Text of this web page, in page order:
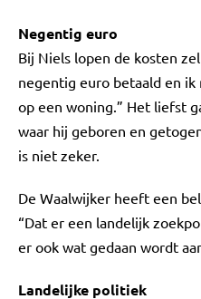
Negentig euro
Bij Niels lopen de kosten
negentig euro betaald en ik
op een woning.” Het liefst
waar hij geboren en
is niet zeker.
De Waalwijker heeft een
“Dat er een landelijk
er ook wat gedaan wordt
Landelijke politiek